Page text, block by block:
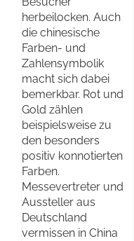
herbeilocken. Auch
die chinesische
Farben- und
Zahlensymbolik
macht sich dabei
bemerkbar. Rot und
Gold zählen
beispielsweise zu
den besonders
positiv konnotierten
Farben.
Messevertreter und
Aussteller aus
Deutschland
vermissen in China